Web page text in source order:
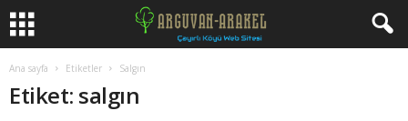
Ana sayfa Etiketler Salgın
Etiket: salgın